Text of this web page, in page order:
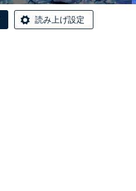
読み上げ設定